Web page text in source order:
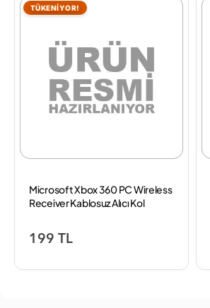
TÜKENİYOR!
Microsoft Xbox 360 PC Wireless
Receiver Kablosuz Alıcı Kol
199 TL